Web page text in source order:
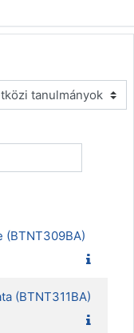
(BTNT309BA)
(BTNT311BA)